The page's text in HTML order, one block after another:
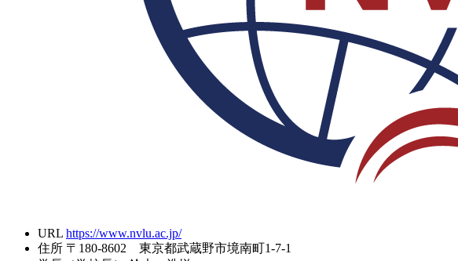
URL https://www.nvlu.ac.jp/
住所 〒180-8602 東京都武蔵野市境南町1-7-1